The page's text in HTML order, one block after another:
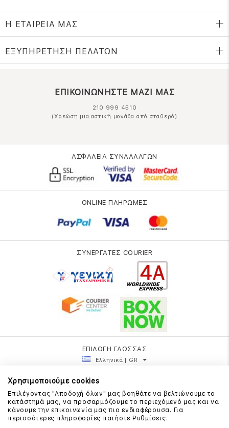
Η ΕΤΑΙΡΕΙΑ ΜΑΣ
ΕΞΥΠΗΡΕΤΗΣΗ ΠΕΛΑΤΩΝ
ΕΠΙΚΟΙΝΩΝΗΣΤΕ ΜΑΖΙ ΜΑΣ
210 999 4510
(Χρεώση μια αστική μονάδα από σταθερό)
ΑΣΦΑΛΕΙΑ ΣΥΝΑΛΛΑΓΩΝ
ONLINE ΠΛΗΡΩΜΕΣ
ΣΥΝΕΡΓΑΤΕΣ COURIER
ΕΠΙΛΟΓΗ ΓΛΩΣΣΑΣ
Ελληνικά | GR
Χρησιμοποιούμε cookies
Επιλέγοντας "Αποδοχή όλων" μας βοηθάτε να βελτιώνουμε το
κατάστημά μας, να προσαρμόζουμε το περιεχόμενό μας και να
κάνουμε την επικοινωνία μας πιο ενδιαφέρουσα. Για
περισσότερες πληροφορίες πατήστε Ρυθμίσεις.